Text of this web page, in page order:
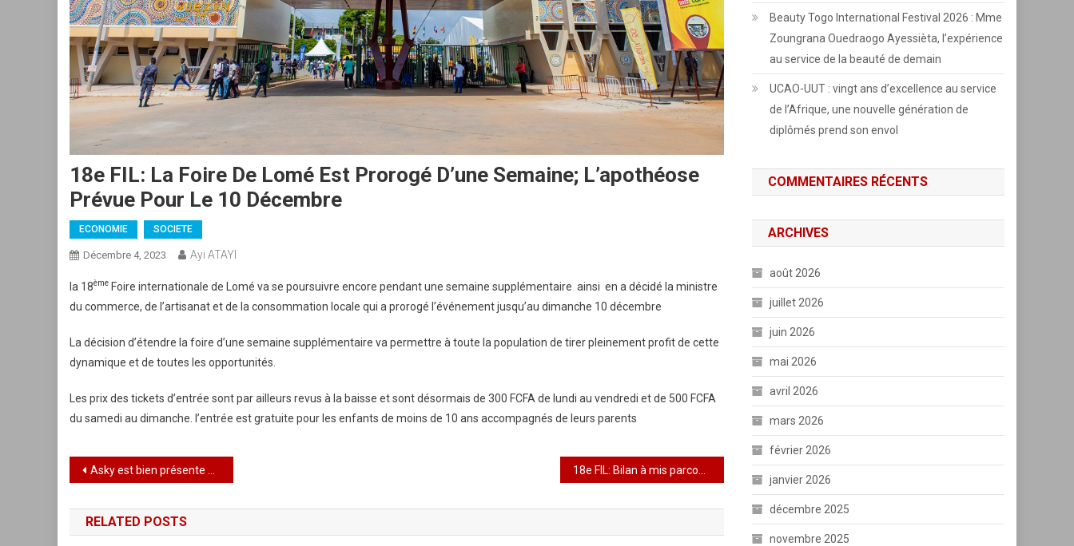
18e FIL: La Foire De Lomé Est Prorogé D’une Semaine; L’apothéose
Prévue Pour Le 10 Décembre
ECONOMIE SOCIETE
Décembre 4, 2023 Ayi ATAYI
la 18ème Foire internationale de Lomé va se poursuivre encore pendant une semaine supplémentaire ainsi en a décidé la ministre
du commerce, de l’artisanat et de la consommation locale qui a prorogé l’événement jusqu’au dimanche 10 décembre
La décision d’étendre la foire d’une semaine supplémentaire va permettre à toute la population de tirer pleinement profit de cette
dynamique et de toutes les opportunités.
Les prix des tickets d’entrée sont par ailleurs revus à la baisse et sont désormais de 300 FCFA de lundi au vendredi et de 500 FCFA
du samedi au dimanche. l’entrée est gratuite pour les enfants de moins de 10 ans accompagnés de leurs parents
Navigation
de
l’article
Asky est bien présente à la 18 e foire de Lomé
RELATED POSTS
Beauty Togo International Festival 2026 : Mme
Zoungrana Ouedraogo Ayessièta, l’expérience
au service de la beauté de demain
UCAO-UUT : vingt ans d’excellence au service
de l’Afrique, une nouvelle génération de
diplômés prend son envol
COMMENTAIRES RÉCENTS
ARCHIVES
août 2026
juillet 2026
juin 2026
mai 2026
avril 2026
mars 2026
février 2026
janvier 2026
décembre 2025
novembre 2025